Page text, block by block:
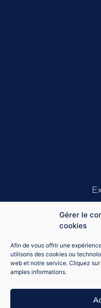
Gérer le
cookies
Afin de vous offrir une
utilisons des cookies ou
web et notre service. Cliquez
amples informations.
Se souvenir de moi